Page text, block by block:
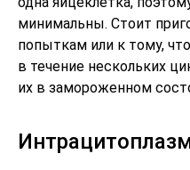
минимальны. Стоит
попыткам или к тому,
в течение нескольких
их в замороженном